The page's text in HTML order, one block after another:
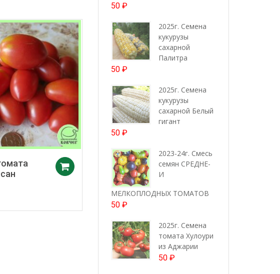
Добавить в корзину
50 ₽
2025г. Семена
кукурузы
сахарной
Палитра
50 ₽
2025г. Семена
кукурузы
сахарной Белый
гигант
50 ₽
2023-24г. Смесь
семян СРЕДНЕ-
И
МЕЛКОПЛОДНЫХ ТОМАТОВ
50 ₽
2025г. Семена
томата Хулоури
из Аджарии
50 ₽